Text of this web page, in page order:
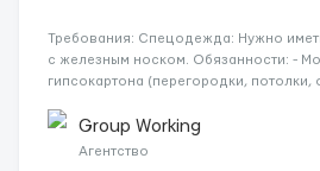
Требования: Спецодежда: Нужно
с железным носком. Обязанности: -
гипсокартона (перегородки, потолки,
малярных работ (шпатлевка, грунтовка,
Штукатурные работы ...
Group Working
Агентство